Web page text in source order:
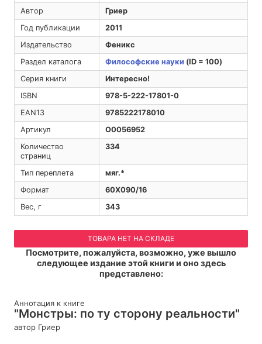
Автор
Гриер
Год публикации
2011
Издательство
Феникс
Раздел каталога
Философские науки (ID = 100)
Серия книги
Интересно!
ISBN
978-5-222-17801-0
EAN13
9785222178010
Артикул
O0056952
Количество
страниц
334
Тип переплета
мяг.*
Формат
60Х090/16
Вес, г
343
ТОВАРА НЕТ НА СКЛАДЕ
Посмотрите, пожалуйста, возможно, уже вышло
следующее издание этой книги и оно здесь
представлено:
Аннотация к книге
"Монстры: по ту сторону реальности"
автор Гриер